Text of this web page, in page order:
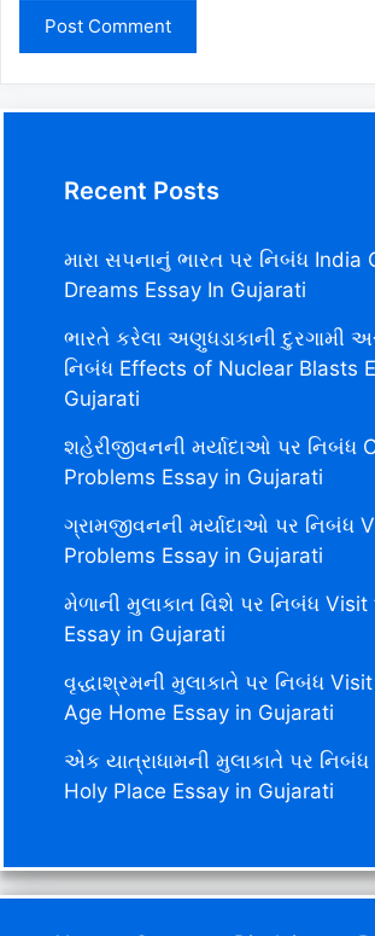
Recent Posts
મારા સપનાનું ભારત પર નિબંધ India
Dreams Essay In Gujarati
ભારતે કરેલા અણુધડાકાની દુરગામી
નિબંધ Effects of Nuclear Blasts
Gujarati
શહેરીજીવનની મર્યાદાઓ પર નિબંધ
Problems Essay in Gujarati
ગ્રામજીવનની મર્યાદાઓ પર નિબંધ
Problems Essay in Gujarati
મેળાની મુલાકાત વિશે પર નિબંધ Visit
Essay in Gujarati
વૃદ્ધાશ્રમની મુલાકાતે પર નિબંધ
Age Home Essay in Gujarati
એક યાત્રાધામની મુલાકાતે પર
Holy Place Essay in Gujarati